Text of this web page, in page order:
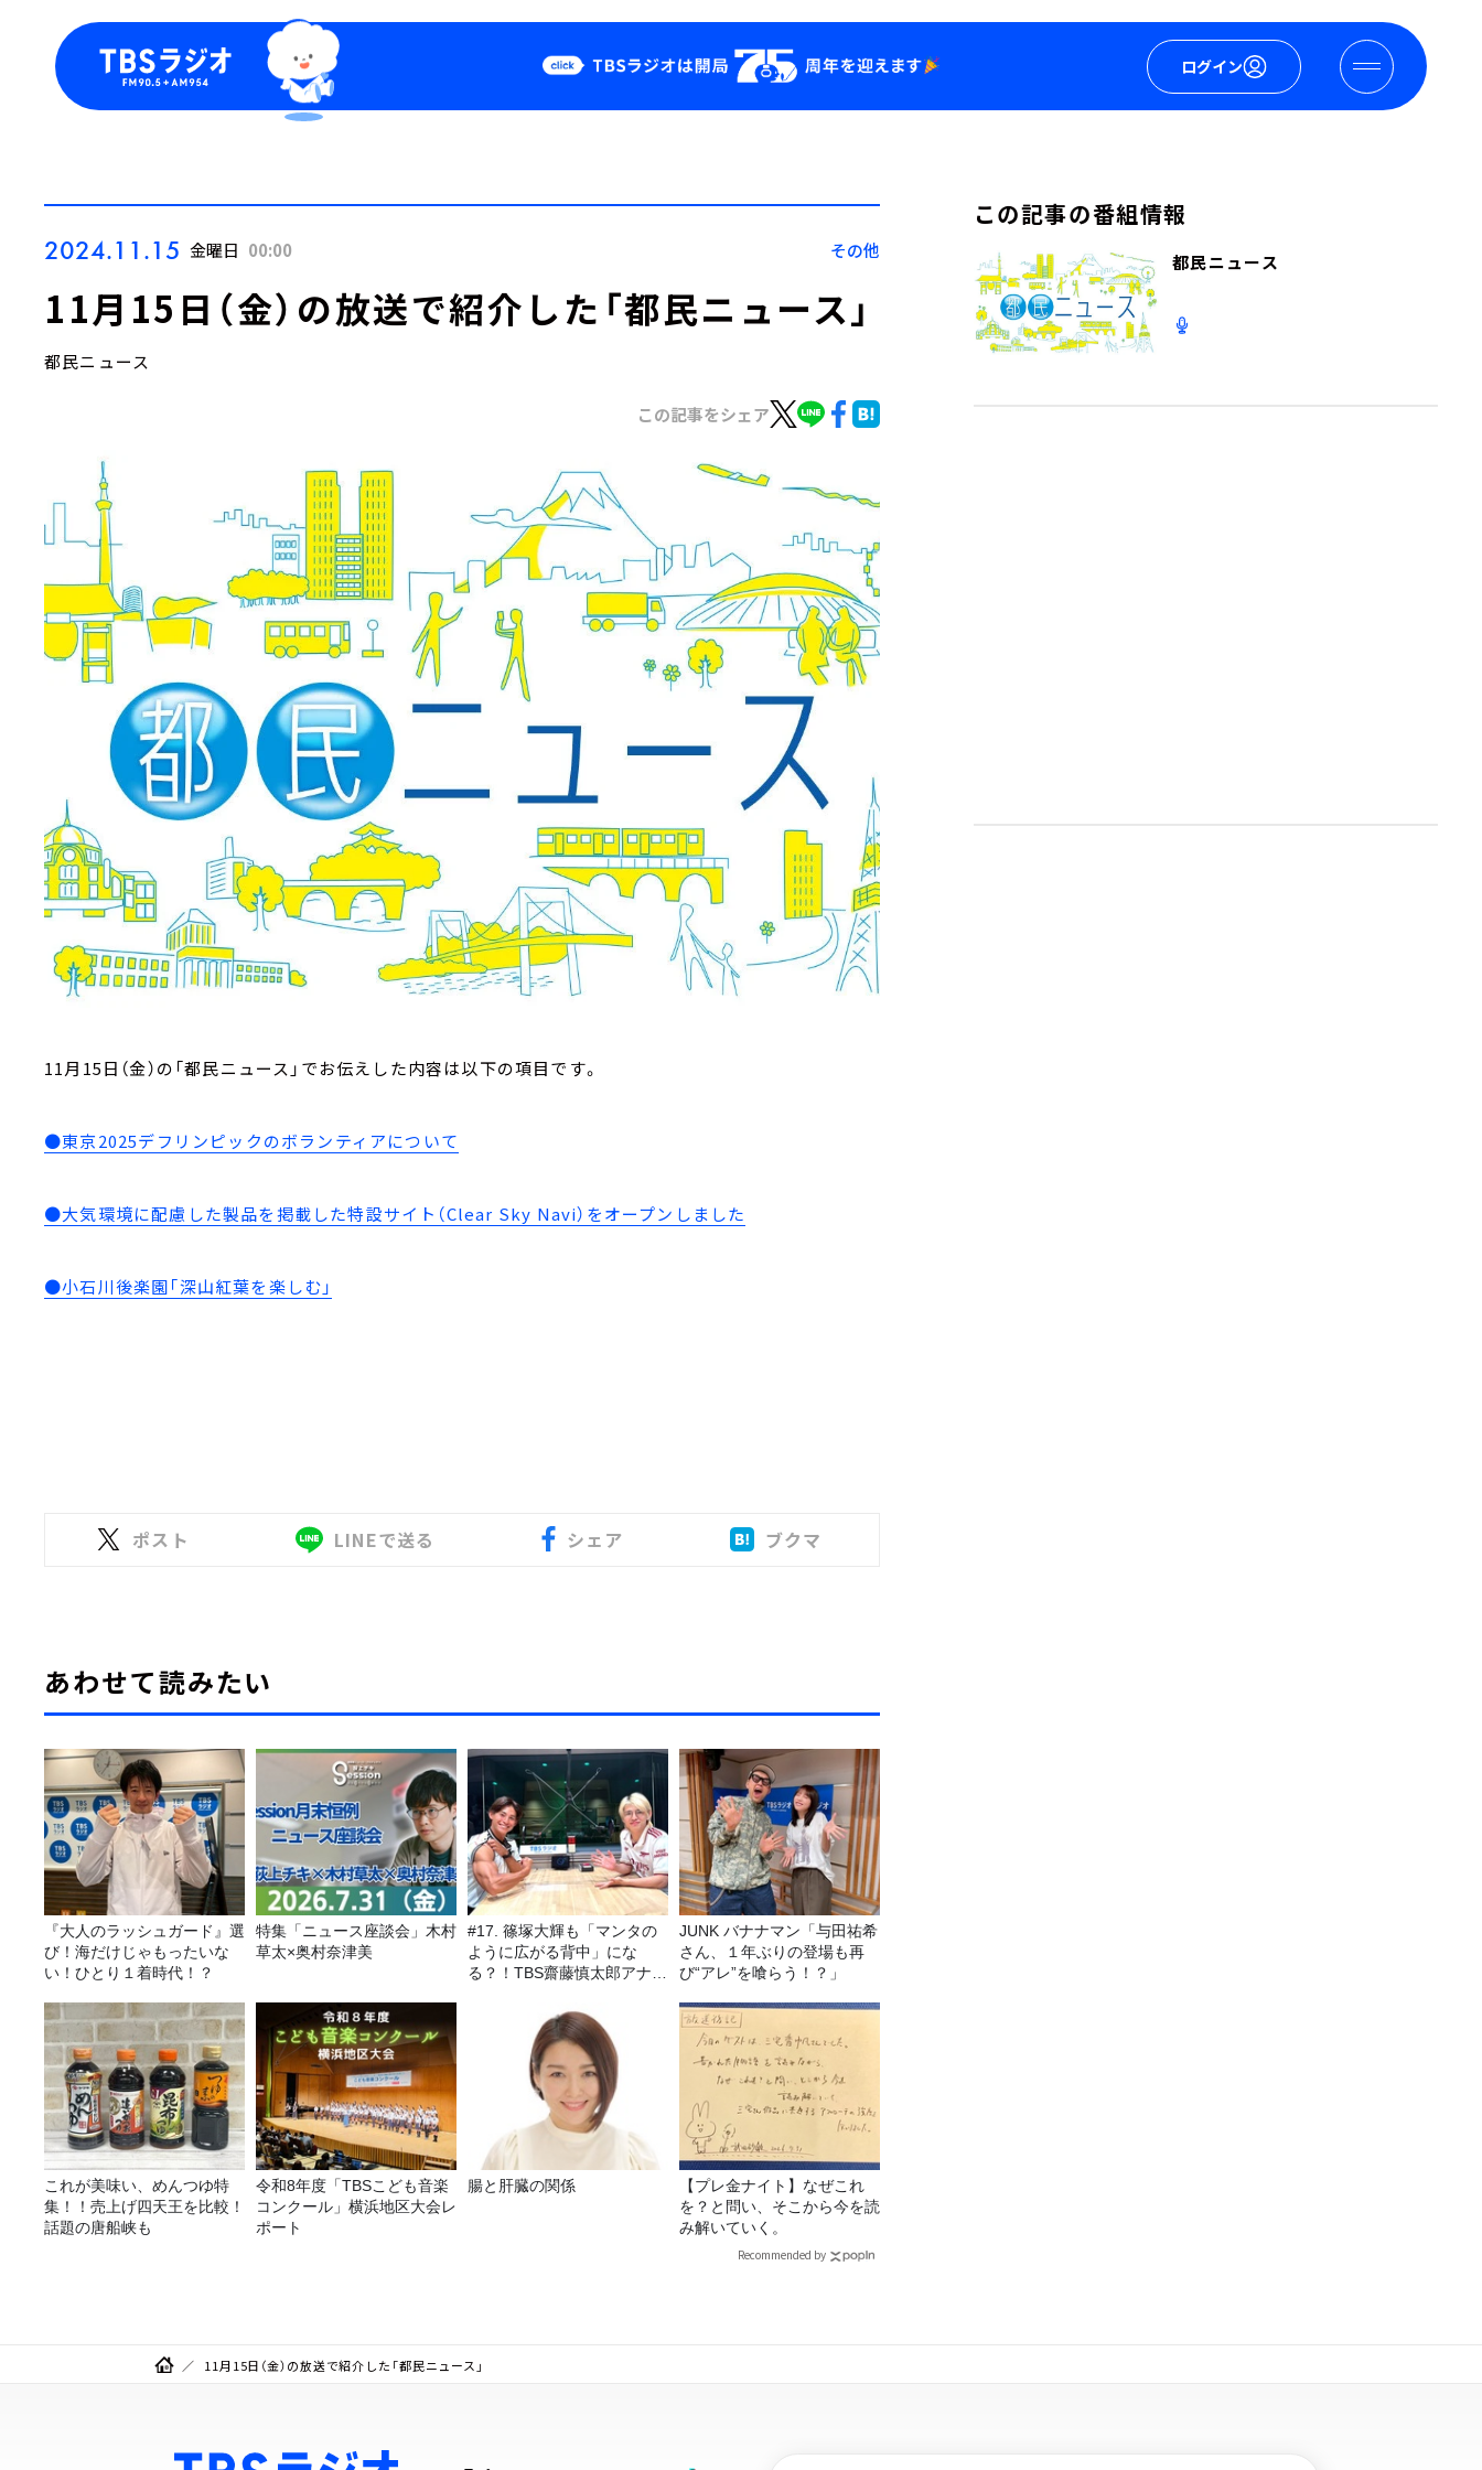
ログイン
Podcast
YouTube
2024.11.15 金曜日 00:00 その他
11月15日（金）の放送で紹介した「都民ニュース」
都民ニュース
この記事をシェア
11月15日（金）の「都民ニュース」でお伝えした内容は以下の項目です。
●東京2025デフリンピックのボランティアについて
●大気環境に配慮した製品を掲載した特設サイト（Clear Sky Navi）をオープンしました
●小石川後楽園「深山紅葉を楽しむ」
ポスト LINEで送る シェア ブクマ
あわせて読みたい
『大人のラッシュガード』選
び！海だけじゃもったいな
い！ひとり１着時代！？
特集「ニュース座談会」木村
草太×奥村奈津美
#17. 篠塚大輝も「マンタの
ように広がる背中」にな
る？！TBS齋藤慎太郎アナに
JUNK バナナマン「与田祐希
さん、１年ぶりの登場も再
び“アレ”を喰らう！？」
これが美味い、めんつゆ特
集！！売上げ四天王を比較！
話題の唐船峡も
令和8年度「TBSこども音楽
コンクール」横浜地区大会レ
ポート
腸と肝臓の関係
【プレ金ナイト】なぜこれ
を？と問い、そこから今を読
み解いていく。
Recommended by
この記事の番組情報
都民ニュース
11月15日（金）の放送で紹介した「都民ニュース」